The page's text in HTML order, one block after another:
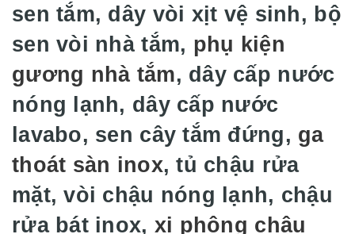
sen tắm, dây vòi xịt vệ sinh, bộ
sen vòi nhà tắm, phụ kiện
gương nhà tắm, dây cấp nước
nóng lạnh, dây cấp nước
lavabo, sen cây tắm đứng, ga
thoát sàn inox, tủ chậu rửa
mặt, vòi chậu nóng lạnh, chậu
rửa bát inox, xi phông chậu